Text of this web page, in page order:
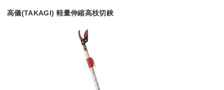
高儀(TAKAGI) 軽量伸縮高枝切鋏